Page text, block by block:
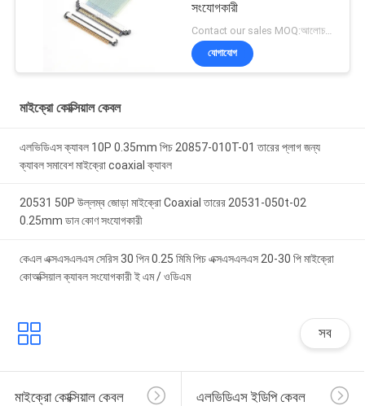
সংযোগকারী
যোগাযোগ
মাইক্রো কোক্সিয়াল কেবল
এলভিডিএস ক্যাবল 10P 0.35mm পিচ 20857-010T-01 তারের প্লাগ জন্য
ক্যাবল সমাবেশ মাইক্রো coaxial ক্যাবল
20531 50P উল্লম্ব জোড়া মাইক্রো Coaxial তারের 20531-050t-02
0.25mm ডান কোণ সংযোগকারী
কেএল এক্সএসএলএস সেরিস 30 পিন 0.25 মিমি পিচ এক্সএসএলএস 20-30 পি মাইক্রো
কোঅক্সিয়াল ক্যাবল সংযোগকারী ই এম / ওডিএম
সব
মাইক্রো কোক্সিয়াল কেবল এলভিডিএস ইডিপি কেবল